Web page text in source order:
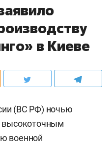
в Киеве
(ВС РФ) ночью
высокоточным
военной